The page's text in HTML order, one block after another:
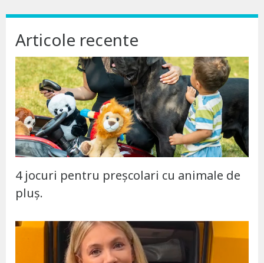
Articole recente
4 jocuri pentru preșcolari cu animale de
pluș.